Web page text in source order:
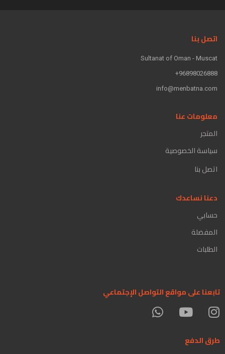
اتصل بنا
Sultanat of Oman - Muscat
96898026888+
info@menbatna.com
معلومات عنا
المتجر
سياسة الخصوصية
اتصل بنا
دعنا نساعدك
حسابي
المفضلة
الطلبات
تابعنا على مواقع التواصل الإجتماعي
طرق الدفع